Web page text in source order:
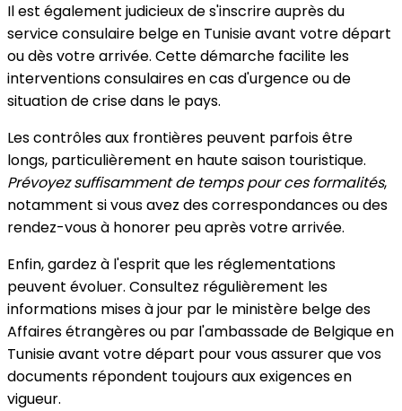
Il est également judicieux de s'inscrire auprès du
service consulaire belge en Tunisie avant votre départ
ou dès votre arrivée. Cette démarche facilite les
interventions consulaires en cas d'urgence ou de
situation de crise dans le pays.
Les contrôles aux frontières peuvent parfois être
longs, particulièrement en haute saison touristique.
Prévoyez suffisamment de temps pour ces formalités,
notamment si vous avez des correspondances ou des
rendez-vous à honorer peu après votre arrivée.
Enfin, gardez à l'esprit que les réglementations
peuvent évoluer. Consultez régulièrement les
informations mises à jour par le ministère belge des
Affaires étrangères ou par l'ambassade de Belgique en
Tunisie avant votre départ pour vous assurer que vos
documents répondent toujours aux exigences en
vigueur.